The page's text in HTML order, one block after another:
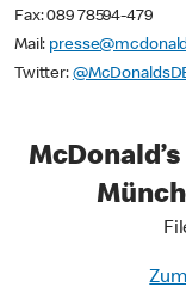
Fax: 089 78594-479
Mail:
Twitter: